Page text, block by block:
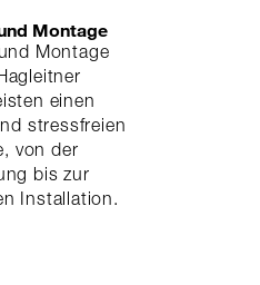
Montage
Montage
einen
stressfreien
von der
bis zur
Installation.